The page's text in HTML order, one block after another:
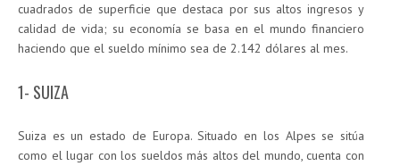
cuadrados de superficie que destaca por sus altos ingresos y
calidad de vida; su economía se basa en el mundo financiero
haciendo que el sueldo mínimo sea de 2.142 dólares al mes.
1- SUIZA
Suiza es un estado de Europa. Situado en los Alpes se sitúa
como el lugar con los sueldos más altos del mundo, cuenta con